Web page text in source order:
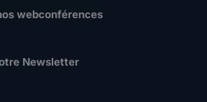
webconférences
Newsletter